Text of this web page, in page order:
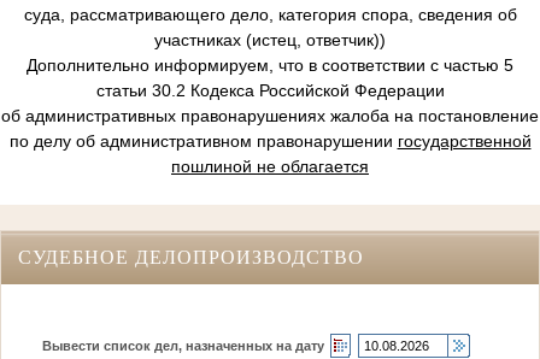
суда, рассматривающего дело, категория спора, сведения об
участниках (истец, ответчик))
Дополнительно информируем, что в соответствии с частью 5
статьи 30.2 Кодекса Российской Федерации
об административных правонарушениях жалоба на постановление
по делу об административном правонарушении государственной
пошлиной не облагается
СУДЕБНОЕ ДЕЛОПРОИЗВОДСТВО
Вывести список дел, назначенных на дату